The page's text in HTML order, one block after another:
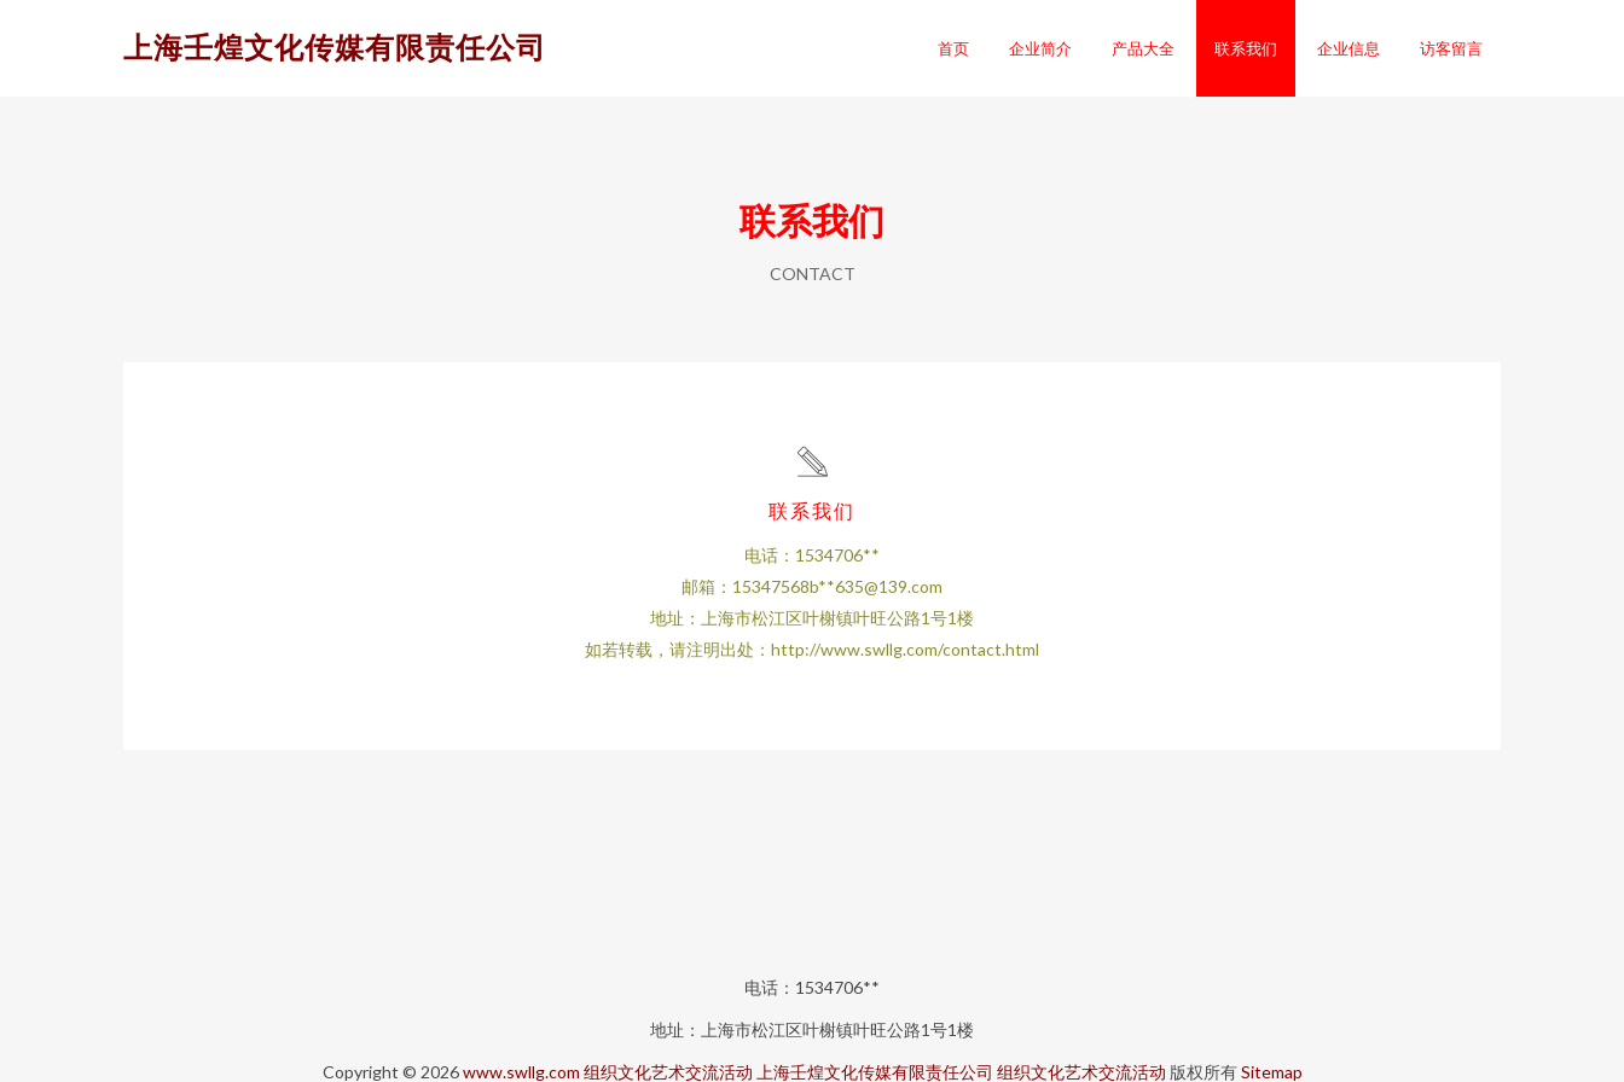
上海壬煌文化传媒有限责任公司 首页 企业简介 产品大全 联系我们 企业信息 访客留言
联系我们
CONTACT
联系我们
电话：1534706**
邮箱：15347568b**635@139.com
地址：上海市松江区叶榭镇叶旺公路1号1楼
如若转载，请注明出处：http://www.swllg.com/contact.html
电话：1534706**
地址：上海市松江区叶榭镇叶旺公路1号1楼
Copyright © 2026www.swllg.com 组织文化艺术交流活动 上海壬煌文化传媒有限责任公司 组织文化艺术交流活动 版权所有Sitemap